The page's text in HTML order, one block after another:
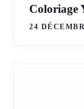
Coloriage
24